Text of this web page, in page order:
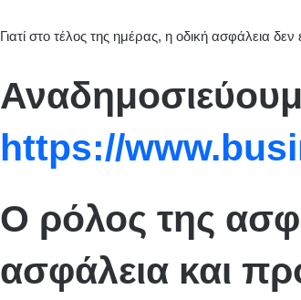
Γιατί στο τέλος της ημέρας, η οδική ασφάλεια δεν
https://
Ο ρόλος της
ασφάλεια και